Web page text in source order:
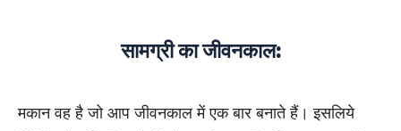
सामग्री का जीवनकाल:
मकान वह है जो आप जीवनकाल में एक बार बनाते हैं। इसलिये